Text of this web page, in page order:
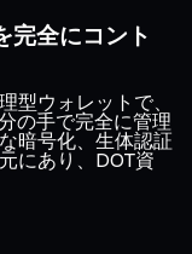
完全にコント
型ウォレットで、
の手で完全に管理
暗号化、生体認証
にあり、DOT資